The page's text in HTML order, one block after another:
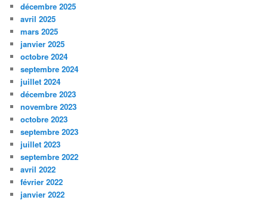
décembre 2025
avril 2025
mars 2025
janvier 2025
octobre 2024
septembre 2024
juillet 2024
décembre 2023
novembre 2023
octobre 2023
septembre 2023
juillet 2023
septembre 2022
avril 2022
février 2022
janvier 2022